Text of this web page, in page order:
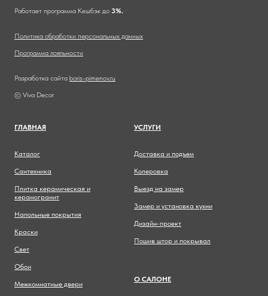
Работает программа Кешбэк до 3%.
Политика обработки персональных данных
Программа лояльности
Разработка сайта boris-pimenov.ru
© Viva Decor
ГЛАВНАЯ
Каталог
Сантехника
Плитка керамическая и
керамогранит
Напольные покрытия
Краски
Свет
Обои
Межкомнатные двери
УСЛУГИ
Доставка и подъем
Колеровка
Выезд на замер
Замер и установка кухни
Дизайн-проект
Пошив штор и покрывал
О САЛОНЕ